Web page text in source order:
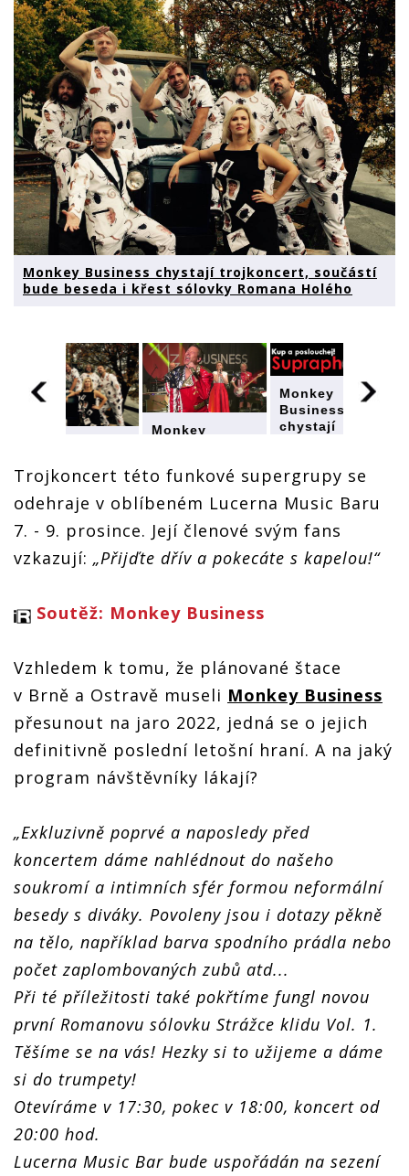
Monkey Business chystají trojkoncert, součástí
bude beseda i křest sólovky Romana Holého
chystají
součástí bude
beseda i křest
sólovky
Romana
Monkey
trojkoncert,
součástí bude
beseda i křest
sólovky
Romana
Holého
Monkey
Business
chystají
beseda i křest
Romana
Holého
Trojkoncert této funkové supergrupy se
odehraje v oblíbeném Lucerna Music Baru
7. - 9. prosince. Její členové svým fans
vzkazují: „Přijďte dřív a pokecáte s kapelou!“
Soutěž: Monkey Business
Vzhledem k tomu, že plánované štace
v Brně a Ostravě museli Monkey Business
přesunout na jaro 2022, jedná se o jejich
definitivně poslední letošní hraní. A na jaký
program návštěvníky lákají?
„Exkluzivně poprvé a naposledy před
koncertem dáme nahlédnout do našeho
soukromí a intimních sfér formou neformální
besedy s diváky. Povoleny jsou i dotazy pěkně
na tělo, například barva spodního prádla nebo
počet zaplombovaných zubů atd...
Při té příležitosti také pokřtíme fungl novou
první Romanovu sólovku Strážce klidu Vol. 1.
Těšíme se na vás! Hezky si to užijeme a dáme
si do trumpety!
Otevíráme v 17:30, pokec v 18:00, koncert od
20:00 hod.
Lucerna Music Bar bude uspořádán na sezení